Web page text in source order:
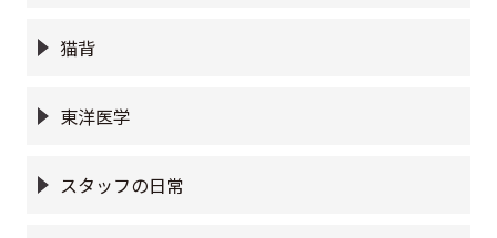
猫背
東洋医学
スタッフの日常